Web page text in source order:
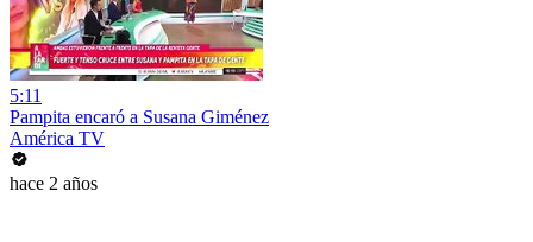
5:11
Pampita encaró a Susana Giménez
América TV
hace 2 años